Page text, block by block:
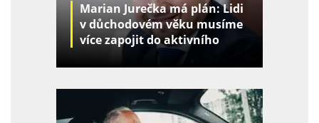
Marian Jurečka má plán: Lidi
v důchodovém věku musíme
více zapojit do aktivního